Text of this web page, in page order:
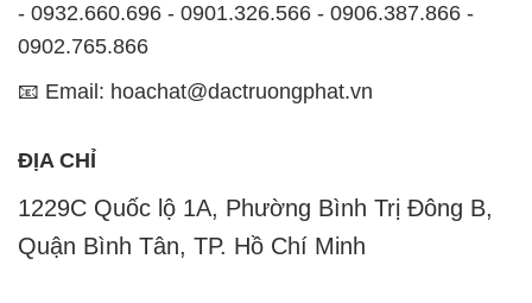
- 0932.660.696 - 0901.326.566 - 0906.387.866 -
0902.765.866
📧 Email: hoachat@dactruongphat.vn
ĐỊA CHỈ
1229C Quốc lộ 1A, Phường Bình Trị Đông B,
Quận Bình Tân, TP. Hồ Chí Minh